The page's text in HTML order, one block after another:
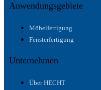
Anwendungsgebiete
Möbelfertigung
Fensterfertigung
Unternehmen
Über HECHT